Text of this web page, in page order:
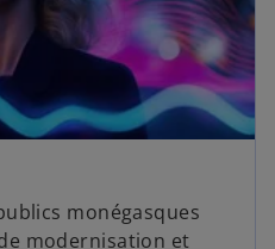
monégasques
modernisation et